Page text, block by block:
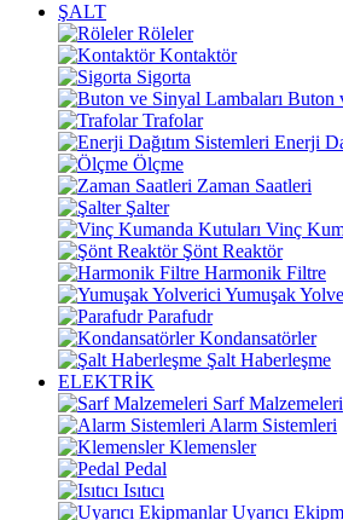
ŞALT
Röleler
Kontaktör
Sigorta
Buton
Trafolar
Enerji
Ölçme
Zaman Saatleri
Şalter
Vinç
Şönt Reaktör
Harmonik Filtre
Yumuşak
Parafudr
Kondansatörler
Şalt Haberleşme
ELEKTRİK
Sarf Malzemeleri
Alarm Sistemleri
Klemensler
Pedal
Isıtıcı
Uyarıcı